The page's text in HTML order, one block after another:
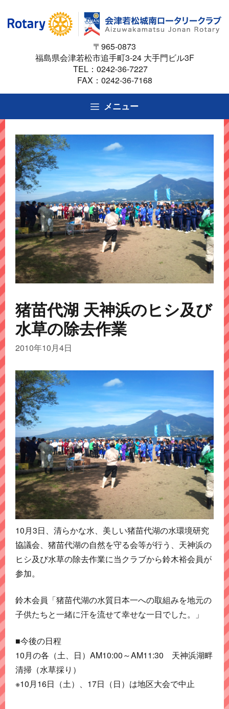
ス
ッ
プ
〒965-0873
福島県会津若松市追手町3-24 大手門ビル3F
TEL： 0242-36-7227
FAX：0242-36-7168
メニュー
猪苗代湖 天神浜のヒシ及び
水草の除去作業
2010年10月4日
10月3日、清らかな水、美しい猪苗代湖の水環境研究
協議会、猪苗代湖の自然を守る会等が行う、天神浜の
ヒシ及び水草の除去作業に当クラブから鈴木裕会員が
参加。
鈴木会員「猪苗代湖の水質日本一への取組みを地元の
子供たちと一緒に汗を流せて幸せな一日でした。」
■今後の日程
10月の各（土、日）AM10:00～AM11:30 天神浜湖畔
清掃（水草採り）
※10月16日（土）、17日（日）は地区大会で中止